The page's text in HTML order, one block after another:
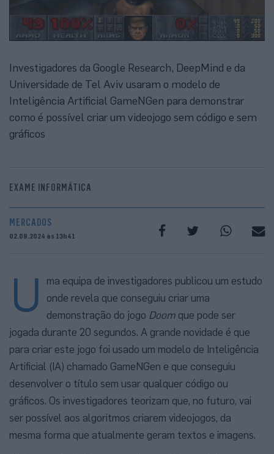
Investigadores da Google Research, DeepMind e da
Universidade de Tel Aviv usaram o modelo de
Inteligência Artificial GameNGen para demonstrar
como é possível criar um videojogo sem código e sem
gráficos
EXAME INFORMÁTICA
MERCADOS
02.09.2024 às 13h41
U
ma equipa de investigadores publicou um estudo
onde revela que conseguiu criar uma
demonstração do jogo Doom que pode ser
jogada durante 20 segundos. A grande novidade é que
para criar este jogo foi usado um modelo de Inteligência
Artificial (IA) chamado GameNGen e que conseguiu
desenvolver o título sem usar qualquer código ou
gráficos. Os investigadores teorizam que, no futuro, vai
ser possível aos algoritmos criarem videojogos, da
mesma forma que atualmente geram textos e imagens.